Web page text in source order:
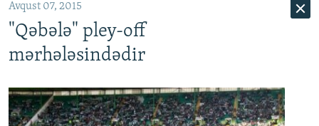
qayıt
Axtarışa
#ƏSLINDƏ
FƏRQƏ BAX
ARAŞDIRMA
MULTIMEDIA
Avqust 07, 2015
"Qəbələ" pley-off
mərhələsindədir